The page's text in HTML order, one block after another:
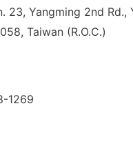
23, Yangming 2nd Rd.,
Taiwan (R.O.C.)
1269​